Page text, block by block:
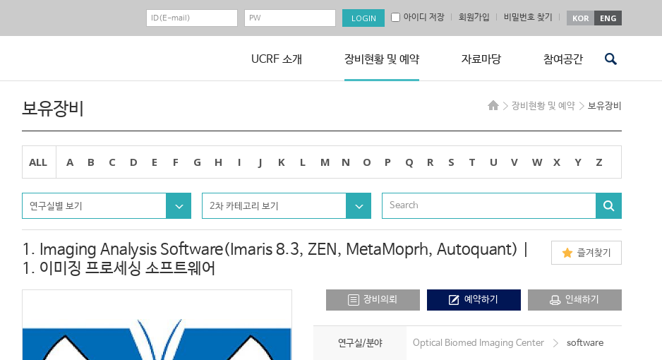
아이디 저장 회원가입 비밀번호 찾기 KOR ENG
UCRF 소개 장비현황 및 예약 자료마당 참여공간
장비현황 및 예약 보유장비
보유장비
ALL A B C D E F G H I J K L M N O P Q R S T U V W X Y Z
연구실별 보기 2차 카테고리 보기
1. Imaging Analysis Software(Imaris 8.3, ZEN, MetaMoprh, Autoquant) |
1. 이미징 프로세싱 소프트웨어
즐겨찾기
장비의뢰 예약하기 인쇄하기
연구실/분야 Optical Biomed Imaging Center software